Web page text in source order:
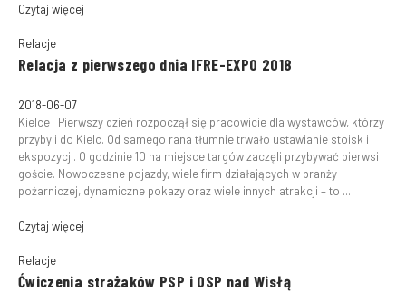
Czytaj więcej
Relacje
Relacja z pierwszego dnia IFRE-EXPO 2018
2018-06-07
Kielce Pierwszy dzień rozpoczął się pracowicie dla wystawców, którzy
przybyli do Kielc. Od samego rana tłumnie trwało ustawianie stoisk i
ekspozycji. O godzinie 10 na miejsce targów zaczęli przybywać pierwsi
goście. Nowoczesne pojazdy, wiele firm działających w branży
pożarniczej, dynamiczne pokazy oraz wiele innych atrakcji – to ...
Czytaj więcej
Relacje
Ćwiczenia strażaków PSP i OSP nad Wisłą